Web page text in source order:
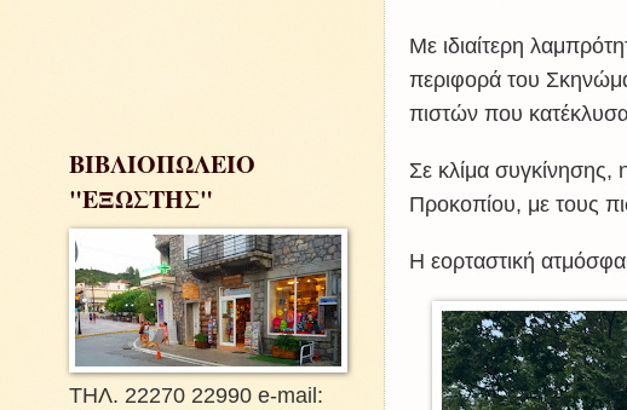
Με ιδιαίτερη
περιφορά του
πιστών που
Σε κλίμα συγκίνησης,
Προκοπίου, με τους
Η εορταστική
ΒΙΒΛΙΟΠΩΛΕΙΟ
"ΕΞΩΣΤΗΣ"
ΤΗΛ. 22270 22990 e-mail: